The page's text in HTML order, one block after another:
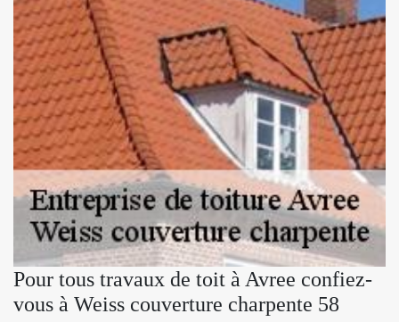
Pour tous travaux de toit à Avree confiez-
vous à Weiss couverture charpente 58